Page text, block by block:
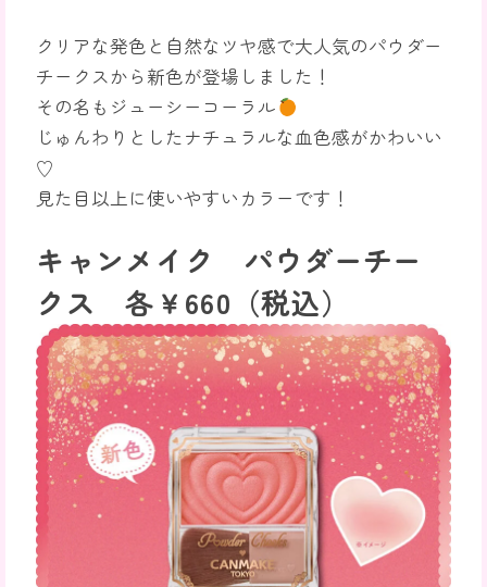
クリアな発色と自然なツヤ感で大人気のパウダー
チークスから新色が登場しました！
その名もジューシーコーラル
じゅんわりとしたナチュラルな血色感がかわいい
♡
見た目以上に使いやすいカラーです！
キャンメイク パウダーチー
クス 各￥660（税込）